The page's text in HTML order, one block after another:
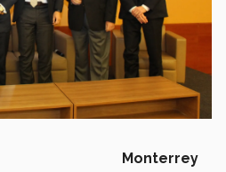
Monterrey